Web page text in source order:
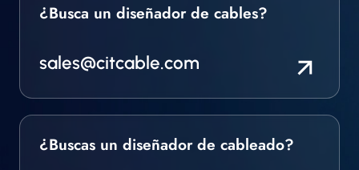
¿Busca un diseñador de cables?
sales@citcable.com
¿Buscas un diseñador de cableado?